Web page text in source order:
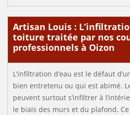
Artisan Louis :
toiture traitée par nos
professionnels à Oizon
L’infiltration d’eau est le défaut
bien entretenu ou qui est abimé.
peuvent surtout s’infiltrer à
le biais des murs et du plafond.